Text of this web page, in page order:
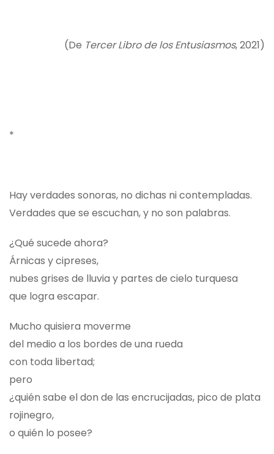
(De Tercer Libro de los Entusiasmos, 2021)
*
Hay verdades sonoras, no dichas ni contempladas.
Verdades que se escuchan, y no son palabras.
¿Qué sucede ahora?
Árnicas y cipreses,
nubes grises de lluvia y partes de cielo turquesa
que logra escapar.
Mucho quisiera moverme
del medio a los bordes de una rueda
con toda libertad;
pero
¿quién sabe el don de las encrucijadas, pico de plata
rojinegro,
o quién lo posee?